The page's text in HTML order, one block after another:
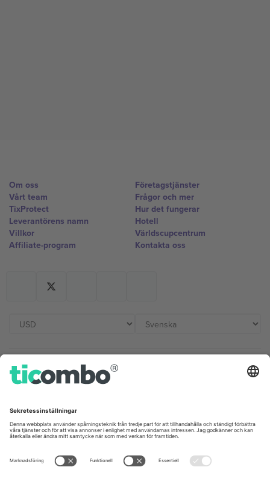
Om oss
Vårt team
TixProtect
Leverantörens namn
Villkor
Affiliate-program
Företagstjänster
Frågor och mer
Hur det fungerar
Hotell
Världscupcentrum
Kontakta oss
Kontor och support
Unter den Linden 24, 10117
Berlin, Germany
London, EC1V 1AW, United
Kingdom
United States
Switzerland